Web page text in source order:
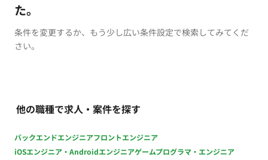
た。
条件を変更するか、もう少し広い条件設定で検索してみてくだ
さい。
他の職種で求人・案件を探す
バックエンドエンジニアフロントエンジニア
iOSエンジニア・Androidエンジニアゲームプログラマ・エンジニア